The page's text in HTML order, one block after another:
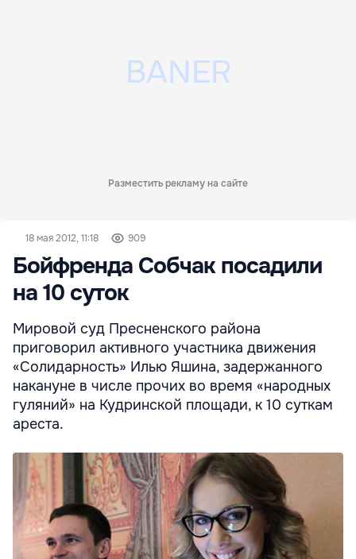
Разместить рекламу на сайте
18 мая 2012, 11:18 909
Бойфренда Собчак посадили
на 10 суток
Мировой суд Пресненского района
приговорил активного участника движения
«Солидарность» Илью Яшина, задержанного
накануне в числе прочих во время «народных
гуляний» на Кудринской площади, к 10 суткам
ареста.